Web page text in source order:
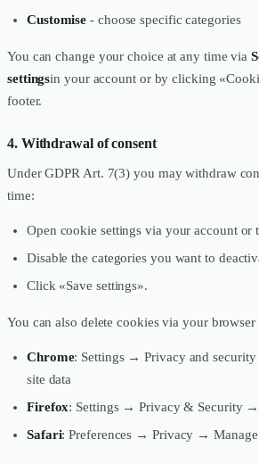
Customise - choose specific categories
You can change your choice at any time via
settingsin your account or by clicking
footer.
4. Withdrawal of consent
Under GDPR Art. 7(3) you may withdraw
time:
Open cookie settings via your account or
Disable the categories you want to
Click «Save settings».
You can also delete cookies via your browser
Chrome: Settings → Privacy and
site data
Firefox: Settings → Privacy & Security →
Safari: Preferences → Privacy → Manage